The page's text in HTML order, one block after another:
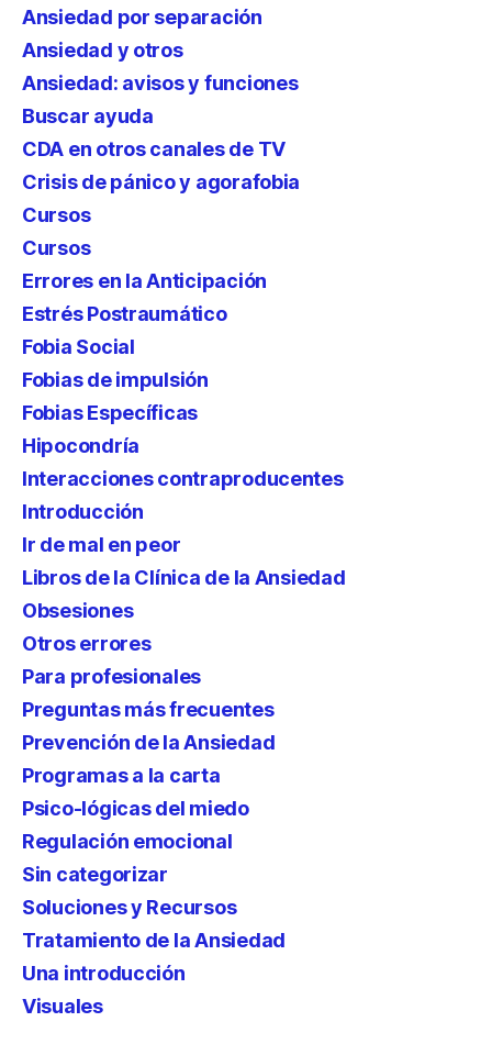
Ansiedad por separación
Ansiedad y otros
Ansiedad: avisos y funciones
Buscar ayuda
CDA en otros canales de TV
Crisis de pánico y agorafobia
Cursos
Cursos
Errores en la Anticipación
Estrés Postraumático
Fobia Social
Fobias de impulsión
Fobias Específicas
Hipocondría
Interacciones contraproducentes
Introducción
Ir de mal en peor
Libros de la Clínica de la Ansiedad
Obsesiones
Otros errores
Para profesionales
Preguntas más frecuentes
Prevención de la Ansiedad
Programas a la carta
Psico-lógicas del miedo
Regulación emocional
Sin categorizar
Soluciones y Recursos
Tratamiento de la Ansiedad
Una introducción
Visuales